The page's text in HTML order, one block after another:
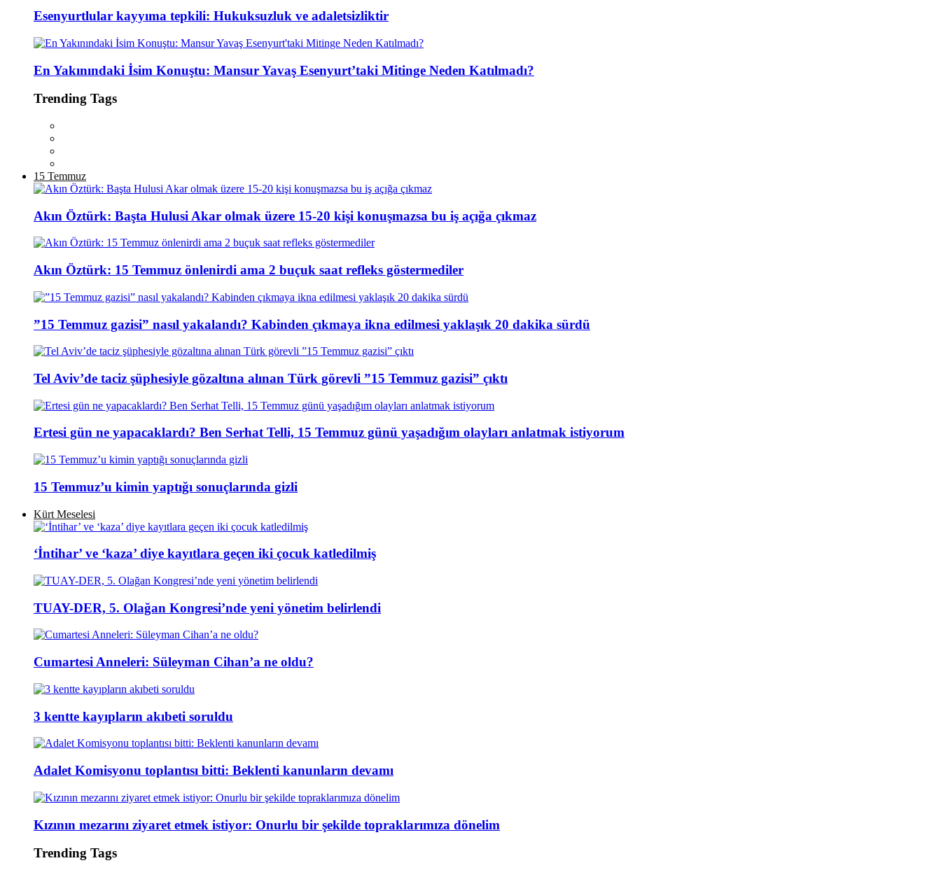
Esenyurtlular kayyıma tepkili: Hukuksuzluk ve adaletsizliktir
En Yakınındaki İsim Konuştu: Mansur Yavaş Esenyurt’taki Mitinge Neden Katılmadı?
Trending Tags
15 Temmuz
Akın Öztürk: Başta Hulusi Akar olmak üzere 15-20 kişi konuşmazsa bu iş açığa çıkmaz
Akın Öztürk: 15 Temmuz önlenirdi ama 2 buçuk saat refleks göstermediler
”15 Temmuz gazisi” nasıl yakalandı? Kabinden çıkmaya ikna edilmesi yaklaşık 20 dakika sürdü
Tel Aviv’de taciz şüphesiyle gözaltına alınan Türk görevli ”15 Temmuz gazisi” çıktı
Ertesi gün ne yapacaklardı? Ben Serhat Telli, 15 Temmuz günü yaşadığım olayları anlatmak istiyorum
15 Temmuz’u kimin yaptığı sonuçlarında gizli
Kürt Meselesi
‘İntihar’ ve ‘kaza’ diye kayıtlara geçen iki çocuk katledilmiş
TUAY-DER, 5. Olağan Kongresi’nde yeni yönetim belirlendi
Cumartesi Anneleri: Süleyman Cihan’a ne oldu?
3 kentte kayıpların akıbeti soruldu
Adalet Komisyonu toplantısı bitti: Beklenti kanunların devamı
Kızının mezarını ziyaret etmek istiyor: Onurlu bir şekilde topraklarımıza dönelim
Trending Tags